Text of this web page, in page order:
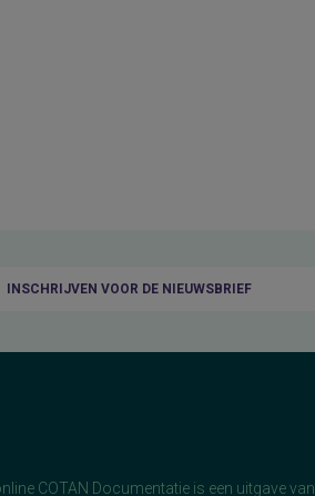
INSCHRIJVEN VOOR DE NIEUWSBRIEF
COTAN Documentatie is een uitgave van